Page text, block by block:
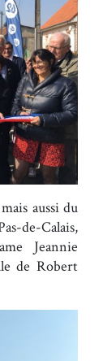
aussi du
de-Calais,
Jeannie
de Robert